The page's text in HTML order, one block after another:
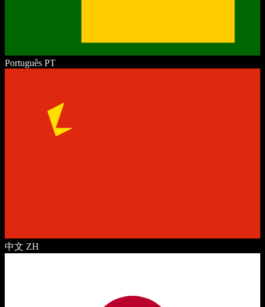
Português PT
中文 ZH